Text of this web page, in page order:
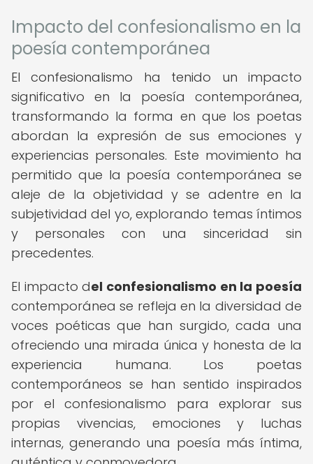
Impacto del confesionalismo en la
poesía contemporánea
El confesionalismo ha tenido un impacto
significativo en la poesía contemporánea,
transformando la forma en que los poetas
abordan la expresión de sus emociones y
experiencias personales. Este movimiento ha
permitido que la poesía contemporánea se
aleje de la objetividad y se adentre en la
subjetividad del yo, explorando temas íntimos
y personales con una sinceridad sin
precedentes.
El impacto del confesionalismo en la poesía
contemporánea se refleja en la diversidad de
voces poéticas que han surgido, cada una
ofreciendo una mirada única y honesta de la
experiencia humana. Los poetas
contemporáneos se han sentido inspirados
por el confesionalismo para explorar sus
propias vivencias, emociones y luchas
internas, generando una poesía más íntima,